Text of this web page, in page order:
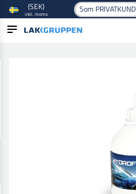
(SEK)
inkl. moms Som PRIVATKUND